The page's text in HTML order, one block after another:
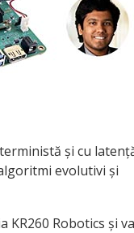
și cu
evolutivi și
KR260 Robotics și va